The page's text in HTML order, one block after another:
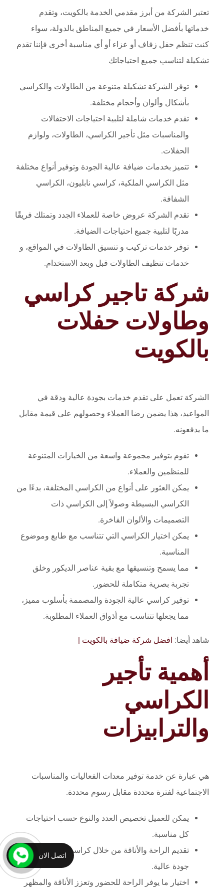
تعتبر الشركة من أبرز مقدمي الخدمة بالكويت، وتقدم
خدماتها بأفضل الأسعار في جميع المناطق بالدولة، سواء
كنت تنظم حفل زفاف أو عزاء أو أي مناسبة أخرى فإننا تقدم
تشكيلة لتناسب جميع احتياجاتك
توفر الشركة تشكيلة متنوعة من الطاولات والكراسي
بأشكال وألوان وأحجام مختلفة.
تقدم خدمات شاملة لتلبية احتياجات الاحتفالات
والمناسبات مثل تأجير الكراسي، الطاولات، ولوازم
الحفلات.
تتميز بخدمات ضيافة عالية الجودة وتوفير أنواع مختلفة
مثل الكراسي الملكية، كراسي نابليون، الكراسي
الشفافة.
تقدم الشركة عروض خاصة للعملاء الجدد وتمتلك فريقًا
مدربًا لتلبية جميع احتياجات الضيافة.
توفر خدمات تركيب و تنسيق الطاولات في المواقع، و
خدمات تنظيف الطاولات قبل وبعد الاستخدام.
شركة تاجير كراسي
وطاولات حفلات
بالكويت
الشركة تعمل على تقدم خدمات بجودة عالية ودقة في
المواعيد، هذا يضمن رضا العملاء وحصولهم على قيمة مقابل
ما يدفعونه.
تقوم بتوفير مجموعة واسعة من الخيارات المتنوعة
للمنظمين والعملاء.
يمكن العثور على أنواع من الكراسي المختلفة، بدءًا من
الكراسي البسيطة وصولاً إلى الكراسي ذات
التصميمات والألوان الفاخرة.
يمكن اختيار الكراسي التي تتناسب مع طابع وموضوع
المناسبة.
مما يسمح وتنسيقها مع بقية عناصر الديكور وخلق
تجربة بصرية متكاملة للحضور.
توفير كراسي عالية الجودة والمصممة بأسلوب مميز،
مما يجعلها تتناسب مع أذواق العملاء المطلوبة.
شاهد أيضا: افضل شركة ضيافة بالكويت |
أهمية تأجير
الكراسي
والترابيزات
هي عبارة عن خدمة توفير معدات الفعاليات والمناسبات
الاجتماعية لفترة محددة مقابل رسوم محددة.
يمكن للعميل تخصيص العدد والنوع حسب احتياجات
كل مناسبة.
تقديم الراحة والأناقة من خلال كراسي وطاولات ذات
جودة عالية.
اختيار ما يوفر الراحة للحضور وتعزز الأناقة والمظهر
اتصل الان